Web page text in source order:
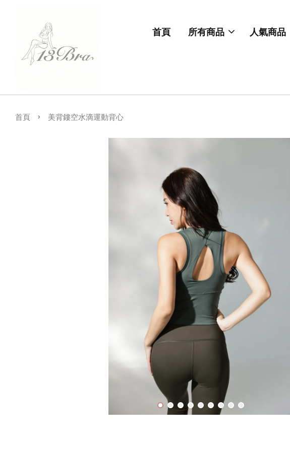
首頁 所有商品 人氣商品
首頁 › 美背鏤空水滴運動背心